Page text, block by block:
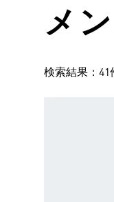
メ
検索結果：41